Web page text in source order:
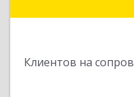
Клиентов на